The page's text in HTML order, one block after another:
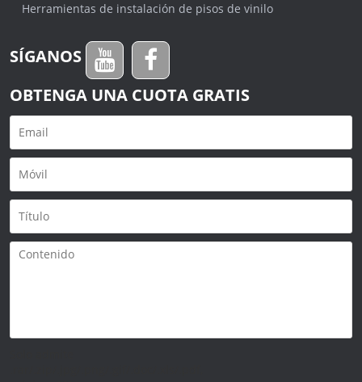
Herramientas de instalación de pisos de vinilo
SÍGANOS
OBTENGA UNA CUOTA GRATIS